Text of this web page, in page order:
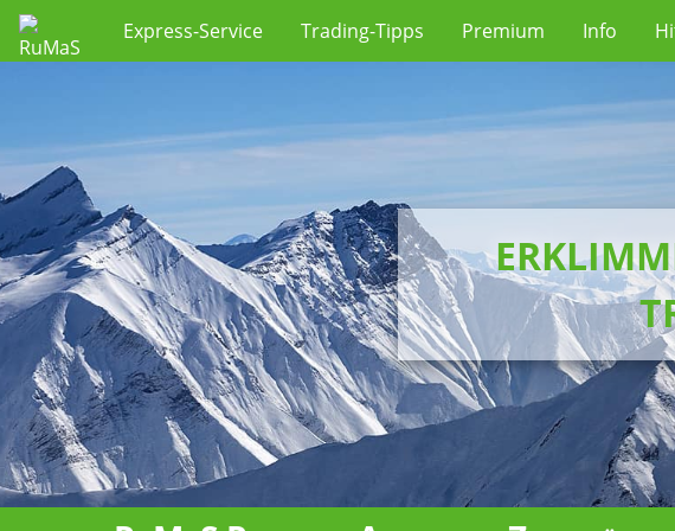
Express-Service Trading-Tipps Premium Info